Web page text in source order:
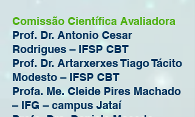
Comissão Científica Avaliadora
Prof. Dr. Antonio Cesar
Rodrigues – IFSP CBT
Prof. Dr. Artarxerxes Tiago Tácito
Modesto – IFSP CBT
Profa. Me. Cleide Pires Machado
– IFG – campus Jataí